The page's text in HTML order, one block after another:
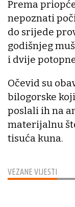
VEZANE VIJESTI
Prema
nepoznati
do srijede
godišnjeg
i dvije
Očevid su
bilogorske
poslali ih na
materijalnu
tisuća kuna.